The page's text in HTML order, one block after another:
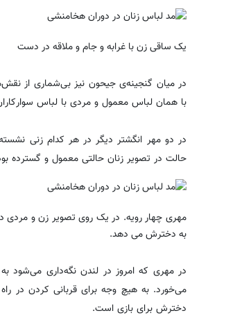
یک ساقی زن با غرابه و جام و ملاقه در دست
در میان گنجینه‌ی جیحون نیز بی‌شماری از
با همان لباس معمول و مردی با لباس
در دو مهر انگشتر دیگر در هر کدام زنی
حالت در تصویر زنان حالتی معمول و گسترده
مهری چهار رویه. در یک روی تصویر زن و مردی
به دخترش می دهد.
در مهری که امروز در لندن نگه‌داری
می‌خورد. به هیچ وجه برای قربانی کردن در
دخترش برای بازی است.